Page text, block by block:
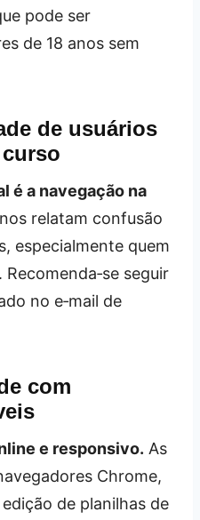
pode ser
de 18 anos sem
de usuários
é a navegação na
relatam confusão
especialmente quem
seguir
no e‑mail de
com
e responsivo. As
Chrome,
de planilhas de